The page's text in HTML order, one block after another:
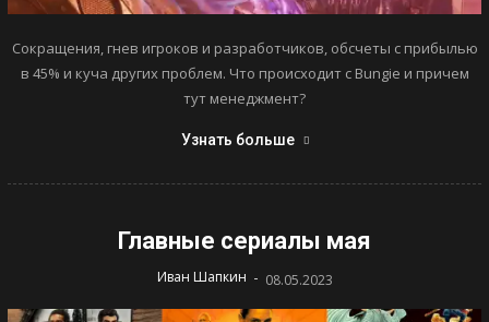
Сокращения, гнев игроков и разработчиков, обсчеты с прибылью
в 45% и куча других проблем. Что происходит с Bungie и причем
тут менеджмент?
Узнать больше
Главные сериалы мая
Иван Шапкин - 08.05.2023